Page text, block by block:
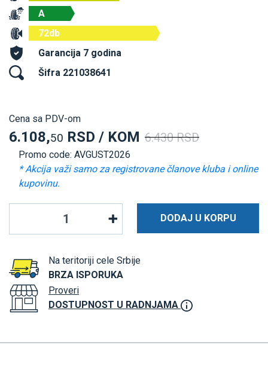
A
72db
Garancija 7 godina
Šifra 221038641
Cena sa PDV-om
6.108,50 RSD / KOM 6.430 RSD
Promo code: AVGUST2026
* Akcija važi samo za registrovane članove kluba i online
kupovinu.
DODAJ U KORPU
Na teritoriji cele Srbije
BRZA ISPORUKA
Proveri
DOSTUPNOST U RADNJAMA